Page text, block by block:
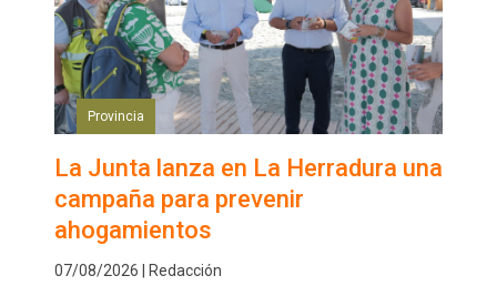
Provincia
La Junta lanza en La Herradura una
campaña para prevenir
ahogamientos
07/08/2026 | Redacción